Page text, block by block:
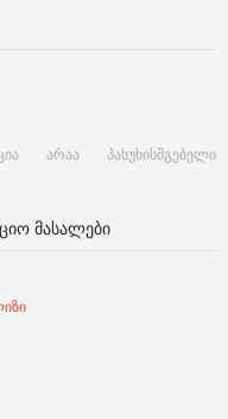
არაა პასუხისმგებელი
ᲛᲐᲡᲐᲚᲔᲑᲘ